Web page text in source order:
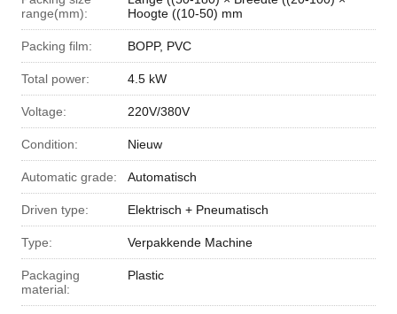
range(mm):
Hoogte ((10-50) mm
Packing film: BOPP, PVC
Total power: 4.5 kW
Voltage: 220V/380V
Condition: Nieuw
Automatic grade: Automatisch
Driven type: Elektrisch + Pneumatisch
Type: Verpakkende Machine
Packaging
material:
Plastic